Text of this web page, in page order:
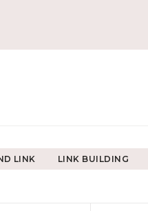
LINK LINK BUILDING